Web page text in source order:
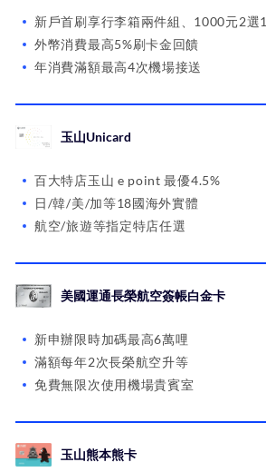
新戶首刷享行李箱兩件組、1000元2選1
外幣消費最高5%刷卡金回饋
年消費滿額最高4次機場接送
玉山Unicard
百大特店玉山 e point 最優4.5%
日/韓/美/加等18國海外實體
航空/旅遊等指定特店任選
美國運通長榮航空簽帳白金卡
新申辦限時加碼最高6萬哩
滿額每年2次長榮航空升等
免費無限次使用機場貴賓室
玉山熊本熊卡